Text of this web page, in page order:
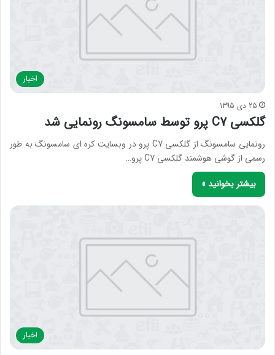
اخبار
25 دی 1395
گلکسی C7 پرو توسط سامسونگ رونمایی شد
رونمایی سامسونگ از گلکسی C7 پرو در وبسایت کره ای سامسونگ به طور
رسمی از گوشی هوشمند گلکسی C7 پرو…
بیشتر بخوانید »
اخبار